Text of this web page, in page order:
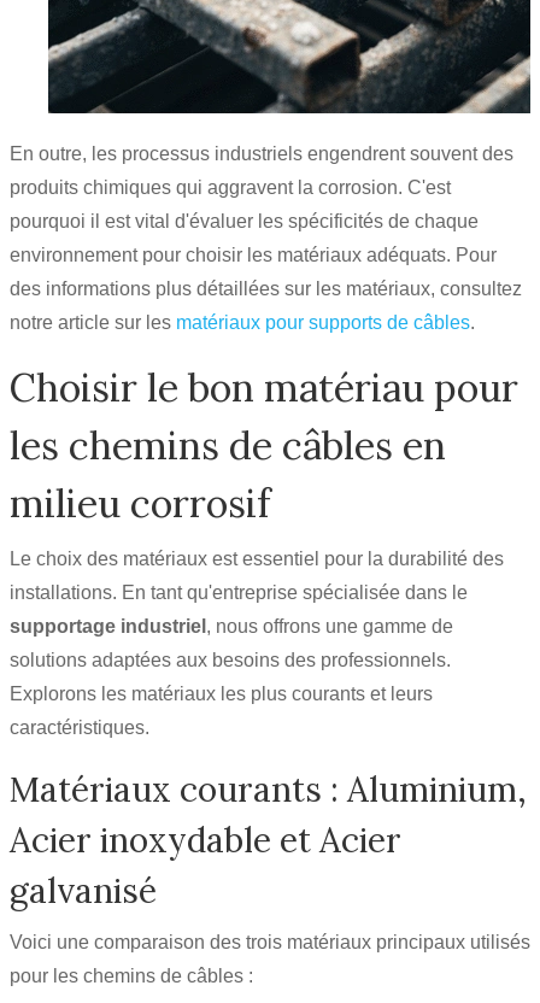
En outre, les processus industriels engendrent souvent des
produits chimiques qui aggravent la corrosion. C'est
pourquoi il est vital d'évaluer les spécificités de chaque
environnement pour choisir les matériaux adéquats. Pour
des informations plus détaillées sur les matériaux, consultez
notre article sur les matériaux pour supports de câbles.
Choisir le bon matériau pour
les chemins de câbles en
milieu corrosif
Le choix des matériaux est essentiel pour la durabilité des
installations. En tant qu'entreprise spécialisée dans le
supportage industriel , nous offrons une gamme de
solutions adaptées aux besoins des professionnels.
Explorons les matériaux les plus courants et leurs
caractéristiques.
Matériaux courants : Aluminium,
Acier inoxydable et Acier
galvanisé
Voici une comparaison des trois matériaux principaux utilisés
pour les chemins de câbles :